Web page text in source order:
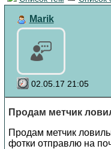
Marik
02.05.17 21:05
Продам метчик
Продам метчик
фотки отправлю на